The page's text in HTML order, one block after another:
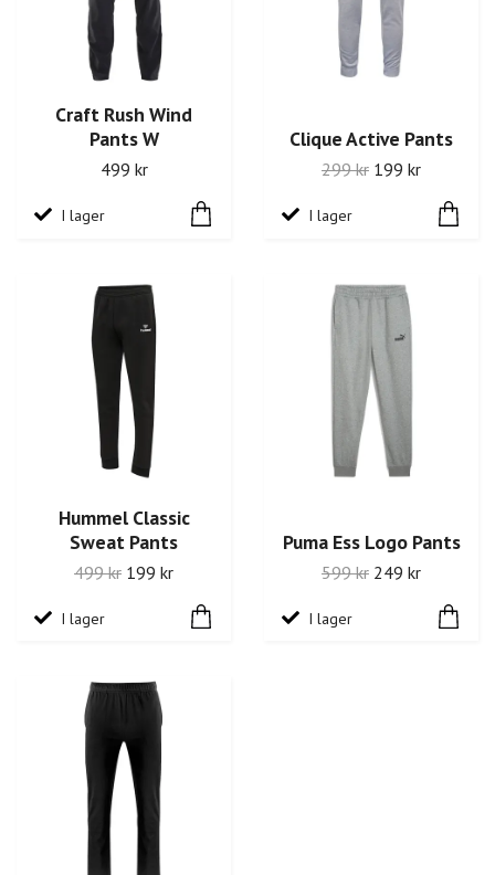
Craft Rush Wind
Pants W
499 kr
I lager
Clique Active Pants
299 kr 199 kr
I lager
Hummel Classic
Sweat Pants
499 kr 199 kr
I lager
Puma Ess Logo Pants
599 kr 249 kr
I lager